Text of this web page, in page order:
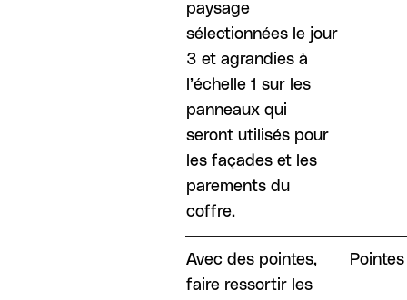
paysage
sélectionnées le jour
3 et agrandies à
l’échelle 1 sur les
panneaux qui
seront utilisés pour
les façades et les
parements du
coffre.
Avec des pointes,
faire ressortir les
Pointes